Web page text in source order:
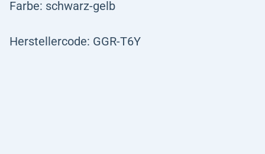
Farbe: schwarz-gelb
Herstellercode: GGR-T6Y